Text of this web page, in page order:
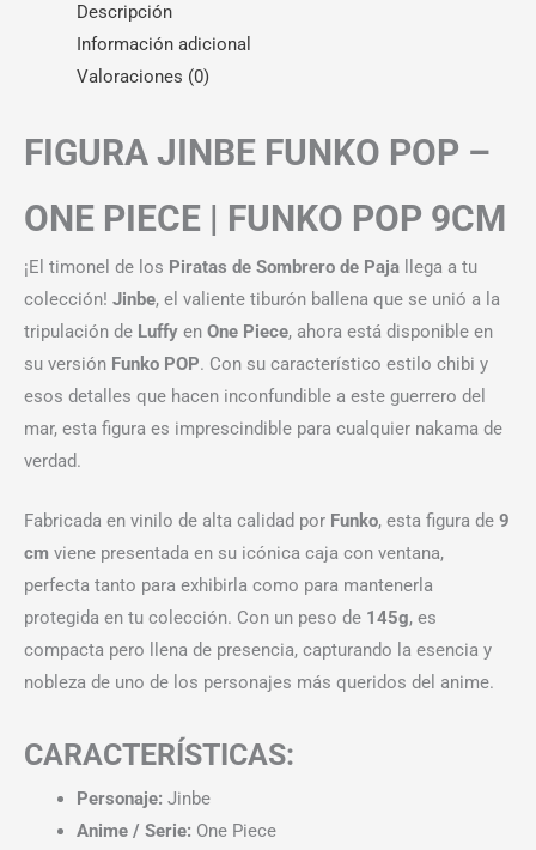
Descripción
Información adicional
Valoraciones (0)
FIGURA JINBE FUNKO POP –
ONE PIECE | FUNKO POP 9CM
¡El timonel de los Piratas de Sombrero de Paja llega a tu
colección! Jinbe, el valiente tiburón ballena que se unió a la
tripulación de Luffy en One Piece, ahora está disponible en
su versión Funko POP. Con su característico estilo chibi y
esos detalles que hacen inconfundible a este guerrero del
mar, esta figura es imprescindible para cualquier nakama de
verdad.
Fabricada en vinilo de alta calidad por Funko, esta figura de 9
cm viene presentada en su icónica caja con ventana,
perfecta tanto para exhibirla como para mantenerla
protegida en tu colección. Con un peso de 145g, es
compacta pero llena de presencia, capturando la esencia y
nobleza de uno de los personajes más queridos del anime.
CARACTERÍSTICAS:
Personaje: Jinbe
Anime / Serie: One Piece